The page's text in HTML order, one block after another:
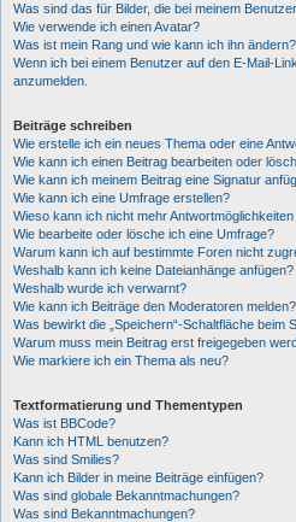
Was sind das für Bilder, die bei meinem
Wie verwende ich einen Avatar?
Was ist mein Rang und wie kann ich ihn ändern?
Wenn ich bei einem Benutzer auf den E-Mail-
anzumelden.
Beiträge schreiben
Wie erstelle ich ein neues Thema oder eine
Wie kann ich einen Beitrag bearbeiten oder
Wie kann ich meinem Beitrag eine Signatur
Wie kann ich eine Umfrage erstellen?
Wieso kann ich nicht mehr
Wie bearbeite oder lösche ich eine Umfrage?
Warum kann ich auf bestimmte Foren nicht
Weshalb kann ich keine Dateianhänge anfügen?
Weshalb wurde ich verwarnt?
Wie kann ich Beiträge den Moderatoren melden?
Was bewirkt die „Speichern“-Schaltfläche beim
Warum muss mein Beitrag erst freigegeben
Wie markiere ich ein Thema als neu?
Textformatierung und Thementypen
Was ist BBCode?
Kann ich HTML benutzen?
Was sind Smilies?
Kann ich Bilder in meine Beiträge einfügen?
Was sind globale Bekanntmachungen?
Was sind Bekanntmachungen?